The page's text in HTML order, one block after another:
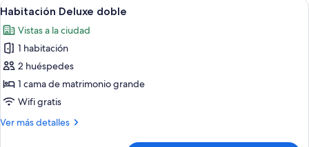
Abrir
todas
las
fotos
de
Habitación
Deluxe
8
Habitación Deluxe doble
Vistas a la ciudad
1 habitación
2 huéspedes
1 cama de matrimonio grande
Wifi gratis
Ver más detalles
Más